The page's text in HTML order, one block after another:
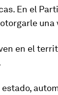
En el
en el
estado,